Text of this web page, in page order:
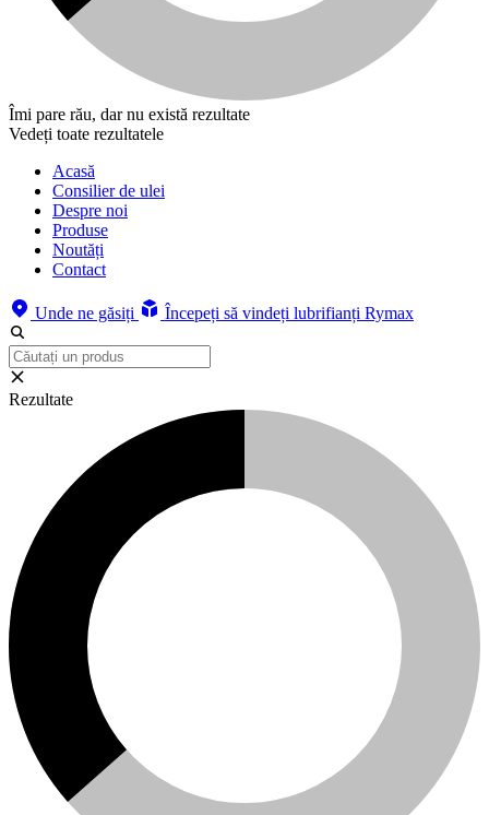
Îmi pare rău, dar nu există rezultate
Vedeți toate rezultatele
Acasă
Consilier de ulei
Despre noi
Produse
Noutăți
Contact
Unde ne găsiți Începeți să vindeți lubrifianți Rymax
Rezultate